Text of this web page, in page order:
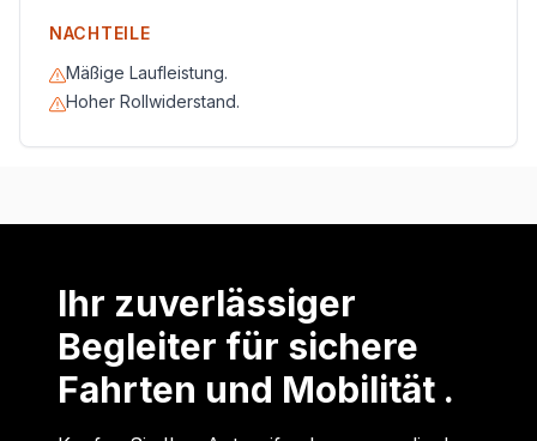
NACHTEILE
Mäßige Laufleistung.
Hoher Rollwiderstand.
Ihr zuverlässiger
Begleiter für sichere
Fahrten und Mobilität .